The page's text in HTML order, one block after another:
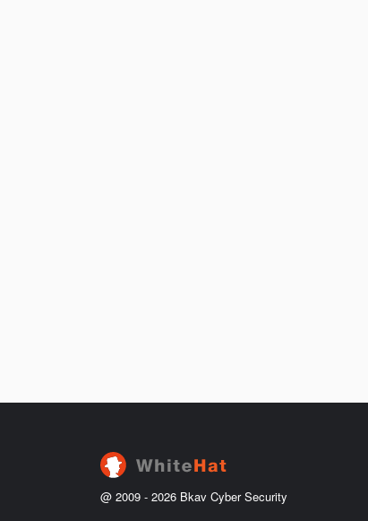
@ 2009 - 2026 Bkav Cyber Security